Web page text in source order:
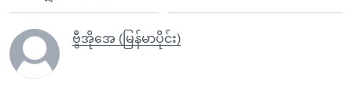
ဗွီအိုအေ (မြန်မာပိုင်း)